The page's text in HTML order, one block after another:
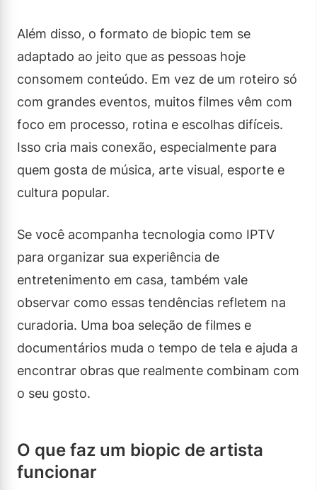
Além disso, o formato de biopic tem se
adaptado ao jeito que as pessoas hoje
consomem conteúdo. Em vez de um roteiro só
com grandes eventos, muitos filmes vêm com
foco em processo, rotina e escolhas difíceis.
Isso cria mais conexão, especialmente para
quem gosta de música, arte visual, esporte e
cultura popular.
Se você acompanha tecnologia como IPTV
para organizar sua experiência de
entretenimento em casa, também vale
observar como essas tendências refletem na
curadoria. Uma boa seleção de filmes e
documentários muda o tempo de tela e ajuda a
encontrar obras que realmente combinam com
o seu gosto.
O que faz um biopic de artista
funcionar